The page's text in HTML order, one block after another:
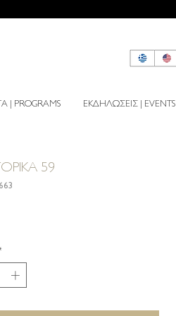
PROGRAMS ΕΚΔΗΛΩΣΕΙΣ | EVENTS
59